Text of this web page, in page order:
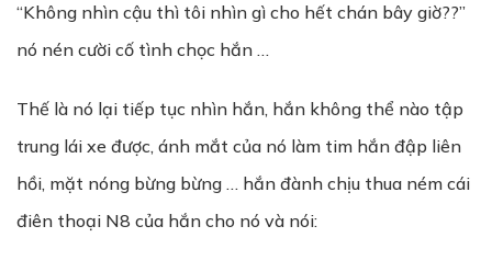
“Không nhìn cậu thì tôi nhìn gì cho hết chán bây giờ??”
nó nén cười cố tình chọc hắn …
Thế là nó lại tiếp tục nhìn hắn, hắn không thể nào tập
trung lái xe được, ánh mắt của nó làm tim hắn đập liên
hồi, mặt nóng bừng bừng … hắn đành chịu thua ném cái
điên thoại N8 của hắn cho nó và nói: